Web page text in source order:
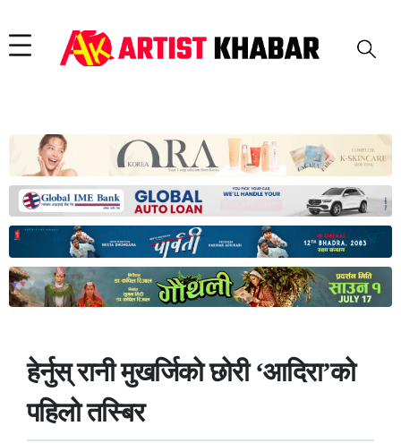
हेर्नुस् रानी मुखर्जिको छोरी ‘आदिरा’को
पहिलो तस्बिर